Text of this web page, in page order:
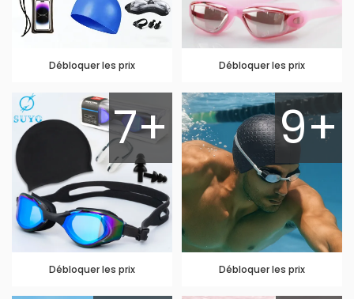
Débloquer les prix Débloquer les prix
7+
Débloquer les prix
9+
Débloquer les prix